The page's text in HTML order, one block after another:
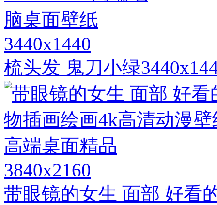
3440x1440
梳头发 鬼刀小绿
3840x2160
带眼镜的女生 面部 好看